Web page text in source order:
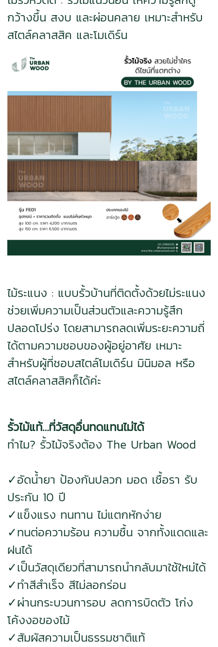
กว้างขึ้น สงบ และผ่อนคลาย เหมาะสำหรับ
สไตล์คลาสสิค และโมเดิร์น
ไม้ระแนง : แบบรั้วบ้านที่ติดตั้งด้วยไม่ระแนง
ช่วยเพิ่มความเป็นส่วนตัวและความรู้สึก
ปลอดโปร่ง โดยสามารถลดเพิ่มระยะความถี่
ได้ตามความชอบของผู้อยู่อาศัย เหมาะ
สำหรับผู้ที่ชอบสไตล์โมเดิร์น มินิมอล หรือ
สไตล์คลาสสิคก็ได้ค่ะ
รั้วไม้แท้…ที่วัสดุอื่นทดแทนไม่ได้
ทำไม? รั้วไม้จริงต้อง The Urban Wood
✓อัดน้ำยา ป้องกันปลวก มอด เชื้อรา รับ
ประกัน 10 ปี
✓แข็งแรง ทนทาน ไม่แตกหักง่าย
✓ทนต่อความร้อน ความชื้น จากทั้งแดดและ
ฝนได้
✓เป็นวัสดุเดียวที่สามารถนำกลับมาใช้ใหม่ได้
✓ทำสีสำเร็จ สีไม่ลอกร่อน
✓ผ่านกระบวนการอบ ลดการบิดตัว โก่ง
โค้งงอของไม้
✓สัมผัสความเป็นธรรมชาติแท้